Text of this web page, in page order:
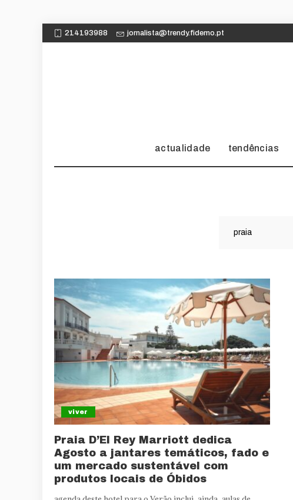
214193988 jornalista@trendy.fidemo.pt
actualidade tendências
viver
Praia D’El Rey Marriott dedica
Agosto a jantares temáticos, fado e
um mercado sustentável com
produtos locais de Óbidos